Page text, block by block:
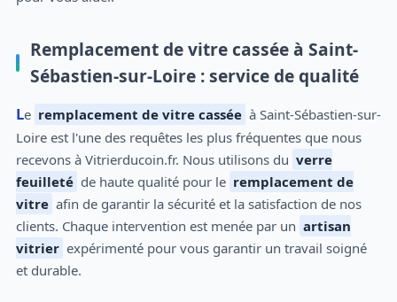
Remplacement de vitre cassée à Saint-
Sébastien-sur-Loire : service de qualité
Le remplacement de vitre cassée à Saint-Sébastien-sur-
Loire est l'une des requêtes les plus fréquentes que nous
recevons à Vitrierducoin.fr. Nous utilisons du verre
feuilleté de haute qualité pour le remplacement de
vitre afin de garantir la sécurité et la satisfaction de nos
clients. Chaque intervention est menée par un artisan
vitrier expérimenté pour vous garantir un travail soigné
et durable.